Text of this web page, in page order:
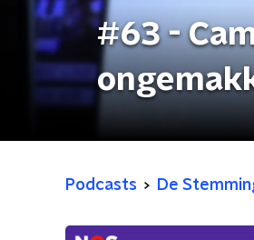
#63 -
Podcasts De